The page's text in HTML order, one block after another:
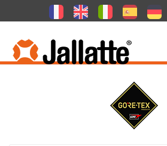
PRODUITS >COLLECTIONS >